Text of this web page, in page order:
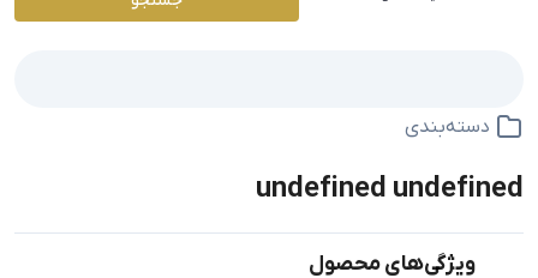
دسته‌بندی
undefined undefined
ویژگی‌های محصول